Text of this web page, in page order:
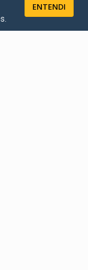
ENTENDI